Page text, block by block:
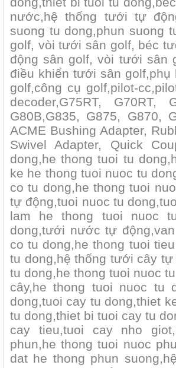
nước,hệ thống tưới tự
suong tu dong,phun suong
golf, vòi tưới sân golf, béc
động sân golf, vòi tưới sân
điều khiển tưới sân
golf,công cụ golf,pilot-
decoder,G75RT,
G80B,G835, G875, G870,
ACME Bushing Adapter,
Swivel Adapter, Quick
dong,he thong tuoi tu
ke he thong tuoi nuoc tu
co tu dong,he thong tuoi
tự động,tuoi nuoc tu
lam he thong tuoi nuoc
dong,tưới nước tự
co tu dong,he thong tuoi
tu dong,hệ thống tưới cây
tu dong,he thong tuoi nuoc
cây,he thong tuoi nuoc tu
dong,tuoi cay tu dong,thiet
tu dong,thiet bi tuoi cay tu
cay tieu,tuoi cay nho
phun,he thong tuoi nuoc
dat he thong phun